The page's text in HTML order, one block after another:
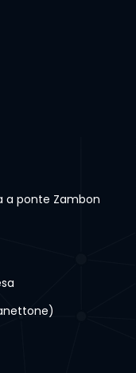
a ponte Zambon